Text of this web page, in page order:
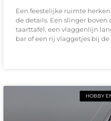
Een feestelijke ruimte herken
de details. Een slinger boven
taarttafel, een vlaggenlijn
bar of een rij vlaggetjes bij
HOBBY